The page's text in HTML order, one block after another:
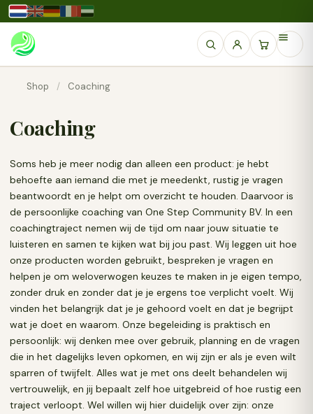
Shop / Coaching
Coaching
Soms heb je meer nodig dan alleen een product: je hebt
behoefte aan iemand die met je meedenkt, rustig je vragen
beantwoordt en je helpt om overzicht te houden. Daarvoor is
de persoonlijke coaching van One Step Community BV. In een
coachingtraject nemen wij de tijd om naar jouw situatie te
luisteren en samen te kijken wat bij jou past. Wij leggen uit hoe
onze producten worden gebruikt, bespreken je vragen en
helpen je om weloverwogen keuzes te maken in je eigen tempo,
zonder druk en zonder dat je je ergens toe verplicht voelt. Wij
vinden het belangrijk dat je je gehoord voelt en dat je begrijpt
wat je doet en waarom. Onze begeleiding is praktisch en
persoonlijk: wij denken mee over gebruik, planning en de vragen
die in het dagelijks leven opkomen, en wij zijn er als je even wilt
sparren of twijfelt. Alles wat je met ons deelt behandelen wij
vertrouwelijk, en jij bepaalt zelf hoe uitgebreid of hoe rustig een
traject verloopt. Wel willen wij hier duidelijk over zijn: onze